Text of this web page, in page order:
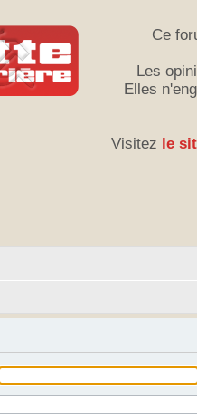
Ce
Les
Elles
Visitez le